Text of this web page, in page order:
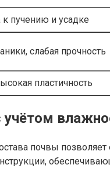
к пучению и усадке
слабая прочность
пластичность
почвы